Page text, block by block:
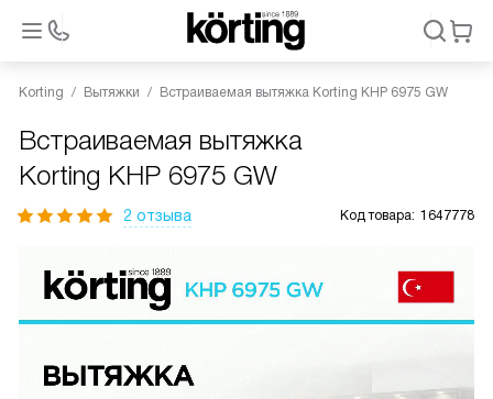
Korting Вытяжки Встраиваемая вытяжка Korting KHP 6975 GW
Встраиваемая вытяжка
Korting KHP 6975 GW
2 отзыва Код товара: 1647778